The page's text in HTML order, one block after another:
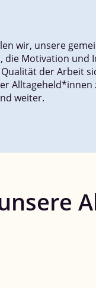
wir, unsere
die Motivation
der Arbeit
weiter.